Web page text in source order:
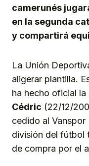
camerunés
en la segunda
y compartirá
La Unión
aligerar plantilla.
ha hecho oficial la
Cédric (22/12/
cedido al Vanspor
división del fútbol
de compra por el